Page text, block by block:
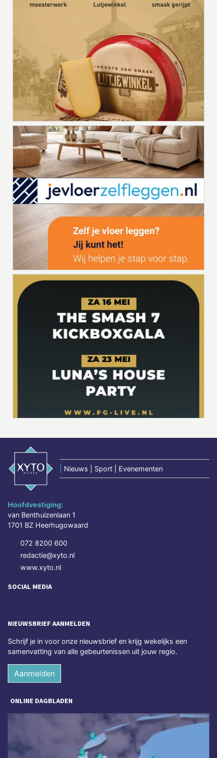
Nieuws | Sport | Evenementen
Hoofdvestiging:
van Benthuizenlaan 1
1701 BZ Heerhugowaard
072 8200 600
redactie@xyto.nl
www.xyto.nl
SOCIAL MEDIA
NIEUWSBRIEF AANMELDEN
Schrijf je in voor onze nieuwsbrief en krijg wekelijks een
samenvatting van alle gebeurtenissen uit jouw regio.
Aanmelden
ONLINE DAGBLADEN